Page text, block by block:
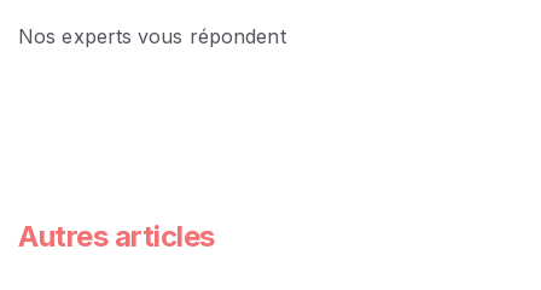
Nos experts vous répondent
Autres articles